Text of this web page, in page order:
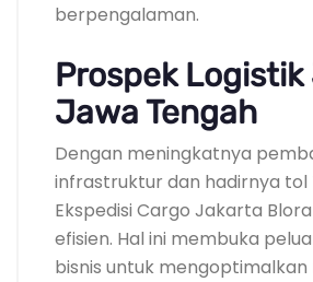
berpengalaman.
Prospek
Jawa Tengah
Dengan meningkatnya
infrastruktur dan hadirnya tol
Ekspedisi Cargo Jakarta
efisien. Hal ini membuka
bisnis untuk